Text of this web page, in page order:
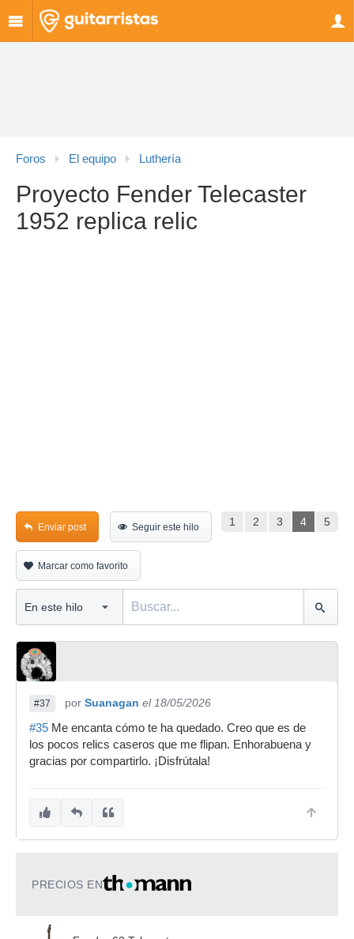
Foros El equipo Luthería
Proyecto Fender Telecaster
1952 replica relic
1 2 3 4 5
Enviar post Seguir este hilo
Marcar como favorito
#37 por Suanagan el 18/05/2026
#35 Me encanta cómo te ha quedado. Creo que es de
los pocos relics caseros que me flipan. Enhorabuena y
gracias por compartirlo. ¡Disfrútala!
PRECIOS EN